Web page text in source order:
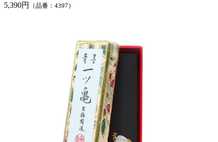
5,390円
（品番：4397）